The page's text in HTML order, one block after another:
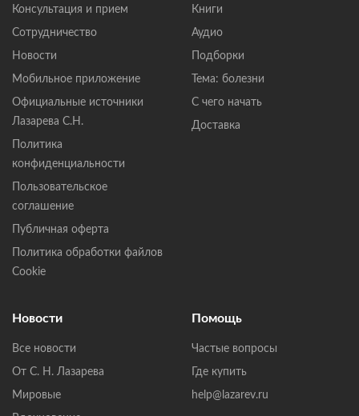
Консультация и прием
Сотрудничество
Новости
Мобильное приложение
Официальные источники
Лазарева С.Н.
Политика
конфиденциальности
Пользовательское
соглашение
Публичная оферта
Политика обработки файлов
Cookie
Книги
Аудио
Подборки
Тема: болезни
С чего начать
Доставка
Новости
Все новости
От С. Н. Лазарева
Мировые
Помощь
Частые вопросы
Где купить
help@lazarev.ru